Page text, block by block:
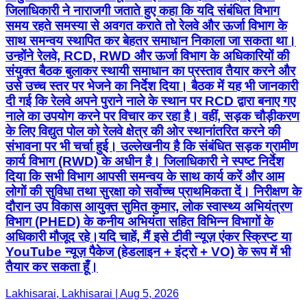
जिलाधिकारी ने नाराजगी जताते हुए कहा कि यदि संबंधित विभाग
समय रहते समस्या से अवगत कराते तो रेलवे और ऊर्जा विभाग के
साथ समन्वय स्थापित कर बेहतर समाधान निकाला जा सकता था।
उन्होंने रेलवे, RCD, RWD और ऊर्जा विभाग के अधिकारियों की
संयुक्त बैठक बुलाकर स्थायी समाधान का प्रस्ताव तैयार करने और
उसे उच्च स्तर पर भेजने का निर्देश दिया। बैठक में यह भी जानकारी
दी गई कि रेलवे अपने पुराने नाले के स्थान पर RCD द्वारा बनाए गए
नाले का उपयोग करने पर विचार कर रहा है। वहीं, सड़क चौड़ीकरण
के लिए विद्युत पोल को रेलवे क्षेत्र की ओर स्थानांतरित करने की
संभावना पर भी चर्चा हुई। उल्लेखनीय है कि संबंधित सड़क ग्रामीण
कार्य विभाग (RWD) के अधीन है। जिलाधिकारी ने स्पष्ट निर्देश
दिया कि सभी विभाग आपसी समन्वय के साथ कार्य करें और आम
लोगों की सुविधा तथा सुरक्षा को सर्वोच्च प्राथमिकता दें। निरीक्षण के
दौरान उप विकास आयुक्त सुमित कुमार, लोक स्वास्थ्य अभियंत्रण
विभाग (PHED) के कनीय अभियंता सहित विभिन्न विभागों के
अधिकारी मौजूद रहे।यदि चाहें, मैं इसे टीवी न्यूज़ एंकर स्क्रिप्ट या
YouTube न्यूज़ पैकेज (हेडलाइन + इंट्रो + VO) के रूप में भी
तैयार कर सकता हूँ।
Lakhisarai, Lakhisarai | Aug 5, 2026